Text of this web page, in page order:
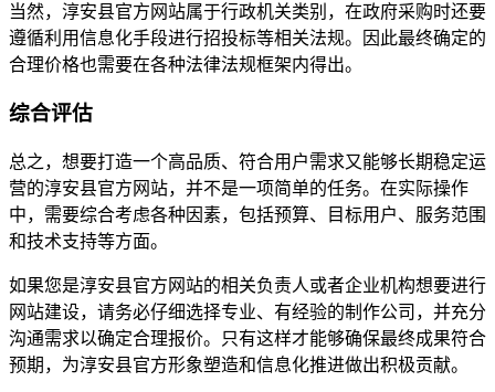
当然，淳安县官方网站属于行政机关类别，在政府采购时还要
遵循利用信息化手段进行招投标等相关法规。因此最终确定的
合理价格也需要在各种法律法规框架内得出。
综合评估
总之，想要打造一个高品质、符合用户需求又能够长期稳定运
营的淳安县官方网站，并不是一项简单的任务。在实际操作
中，需要综合考虑各种因素，包括预算、目标用户、服务范围
和技术支持等方面。
如果您是淳安县官方网站的相关负责人或者企业机构想要进行
网站建设，请务必仔细选择专业、有经验的制作公司，并充分
沟通需求以确定合理报价。只有这样才能够确保最终成果符合
预期，为淳安县官方形象塑造和信息化推进做出积极贡献。